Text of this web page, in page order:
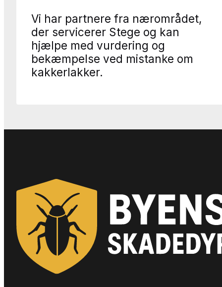
Vi har partnere fra nærområdet,
der servicerer Stege og kan
hjælpe med vurdering og
bekæmpelse ved mistanke om
kakkerlakker.